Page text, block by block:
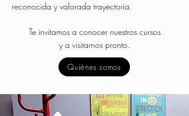
reconocida y valorada trayectoria.
Te invitamos a conocer nuestros cursos
y a visitarnos pronto.
Quiénes somos